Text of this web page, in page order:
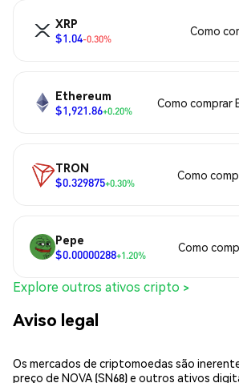
XRP
$1.04-0.30%
Como
Ethereum
$1,921.86+0.20%
Como comprar
TRON
$0.329875+0.30%
Como
Pepe
$0.00000288+1.20%
Como
Explore outros ativos cripto >
Aviso legal
Os mercados de criptomoedas são
preço de NOVA (SN68) e outros ativos